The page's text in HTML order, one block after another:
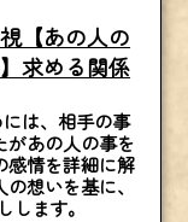
【あの人の
求める関係
は、相手の事
があの人の事を
感情を詳細に解
想いを基に、
ます。